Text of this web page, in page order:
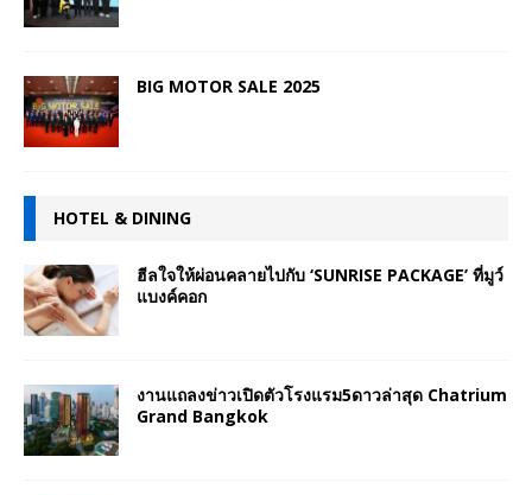
BIG MOTOR SALE 2025
HOTEL & DINING
ฮีลใจให้ผ่อนคลายไปกับ ‘SUNRISE PACKAGE’ ที่มูว์
แบงค์คอก
งานแถลงข่าวเปิดตัวโรงแรม5ดาวล่าสุด Chatrium
Grand Bangkok